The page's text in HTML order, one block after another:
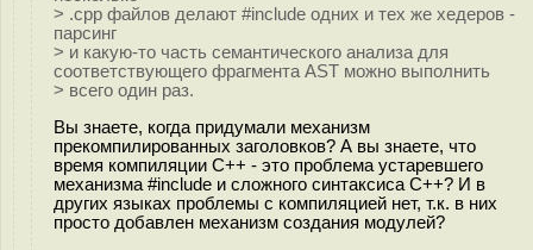
> .cpp файлов делают #include одних и тех же хедеров -
парсинг
> и какую-то часть семантического анализа для
соответствующего фрагмента AST можно выполнить
> всего один раз.
Вы знаете, когда придумали механизм
прекомпилированных заголовков? А вы знаете, что
время компиляции С++ - это проблема устаревшего
механизма #include и сложного синтаксиса С++? И в
других языках проблемы с компиляцией нет, т.к. в них
просто добавлен механизм создания модулей?